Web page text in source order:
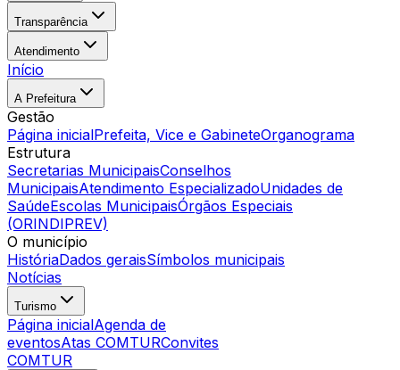
Transparência
Atendimento
Início
A Prefeitura
Gestão
Página inicialPrefeita, Vice e GabineteOrganograma
Estrutura
Secretarias MunicipaisConselhos
MunicipaisAtendimento EspecializadoUnidades de
SaúdeEscolas MunicipaisÓrgãos Especiais
(ORINDIPREV)
O município
HistóriaDados geraisSímbolos municipais
Notícias
Turismo
Página inicialAgenda de
eventosAtas COMTURConvites
COMTUR